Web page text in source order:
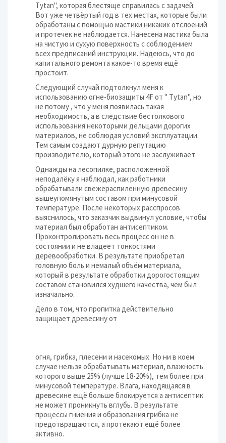
Tytan", которая блестяще справилась с задачей.
Вот уже четвёртый год в тех местах, которые были
обработаны с помощью мастики никаких отслоений
и протечек не наблюдается. Нанесена мастика была
на чистую и сухую поверхность с соблюдением
всех предписаний инструкции. Надеюсь, что до
капитального ремонта какое-то время ещё
простоит.
Следующий случай подтолкнул меня к
использованию огне-биозащиты 4F от " Tytan", но
не потому , что у меня появилась такая
необходимость, а в следствие бестолкового
использования некоторыми дельцами дорогих
материалов, не соблюдая условий эксплуатации.
Тем самым создают дурную репутацию
производителю, который этого не заслуживает.
Однажды на лесопилке, расположенной
неподалёку я наблюдал, как работники
обрабатывали свежераспиленную древесину
вышеупомянутым составом при минусовой
температуре. После некоторых расспросов
выяснилось, что заказчик выдвинул условие, чтобы
материал был обработан антисептиком.
Проконтролировать весь процесс он не в
состоянии и не владеет тонкостями
деревообработки. В результате приобретал
головную боль и немалый объём материала,
который в результате обработки дорогостоящим
составом становился худшего качества, чем был
изначально.
Дело в том, что пропитка действительно
защищает древесину от
огня, грибка, плесени и насекомых. Но ни в коем
случае нельзя обрабатывать материал, влажность
которого выше 25% (лучше 18-20%), тем более при
минусовой температуре. Влага, находящаяся в
древесине ещё больше блокируется а антисептик
не может проникнуть вглубь. В результате
процессы гниения и образования грибка не
предотвращаются, а протекают ещё более
активно.